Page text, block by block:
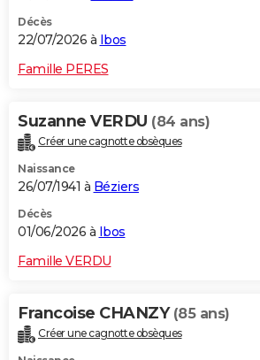
GUIDES D'ACHAT
Carte de Noël
Carte Bonne année
Carte Saint-Valentin
Carte Pâques
Carte d'anniversaire
DICTIONNAIRE
Dictionnaire
Biographies
Citations
Expressions
Proverbes
PROGRAMME TV
S'inscrire
Se connecter
Lycées
Collèges
Primaires
Universités
Entreprises
Service militaire
Avis de recherche
AVIS DE DÉCÈS
FORUM
Décès
22/07/2026 à Ibos
Famille PERES
Suzanne VERDU (84 ans)
Créer une cagnotte obsèques
Naissance
26/07/1941 à Béziers
Décès
01/06/2026 à Ibos
Famille VERDU
Francoise CHANZY (85 ans)
Créer une cagnotte obsèques